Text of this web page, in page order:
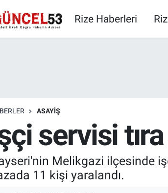
Rize Haberleri
ASAYIŞ
servisi
Melikgazi ilçesinde
11 kişi yaralandı.